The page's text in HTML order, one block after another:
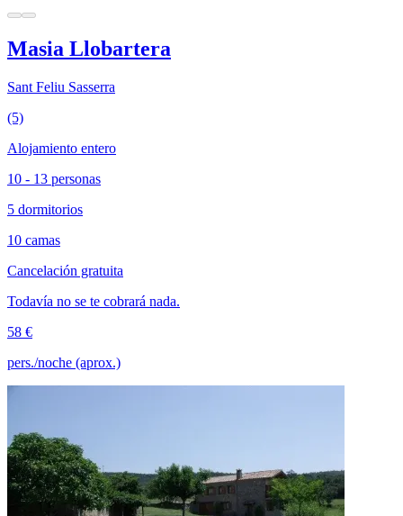
Masia Llobartera
Sant Feliu Sasserra
(5)
Alojamiento entero
10 - 13 personas
5 dormitorios
10 camas
Cancelación gratuita
Todavía no se te cobrará nada.
58 €
pers./noche (aprox.)